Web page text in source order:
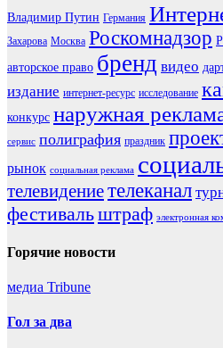
Владимир Путин Германия
Захарова Москва Роскомнадзор
авторское право бренд видео
издание интернет-ресурс исследование
конкурс наружная
сервис полиграфия праздник
рынок социальная реклама
телевидениетелеканал
фестивальштраф электронная
Горячие новости
медиа Tribune
Гол за два